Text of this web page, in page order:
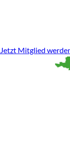
Jetzt Mitglied